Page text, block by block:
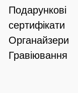
Подарункові
сертифікати
Органайзери
Гравіювання